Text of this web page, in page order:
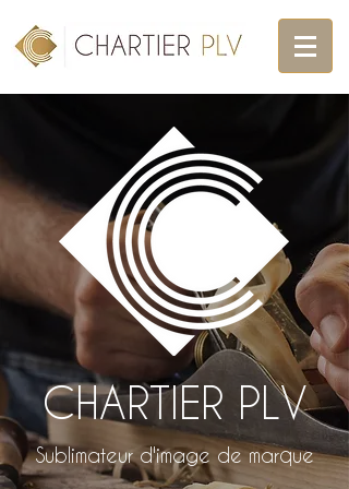
Votre fabricant de présentoirs en
CHARTIER PLV
Sublimateur d'image de marque